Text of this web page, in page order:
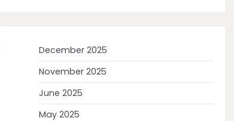
December 2025
November 2025
June 2025
May 2025